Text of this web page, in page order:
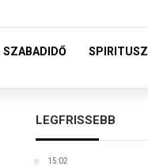
SZABADIDŐ SPIRITUSZ
LEGFRISSEBB
15:02